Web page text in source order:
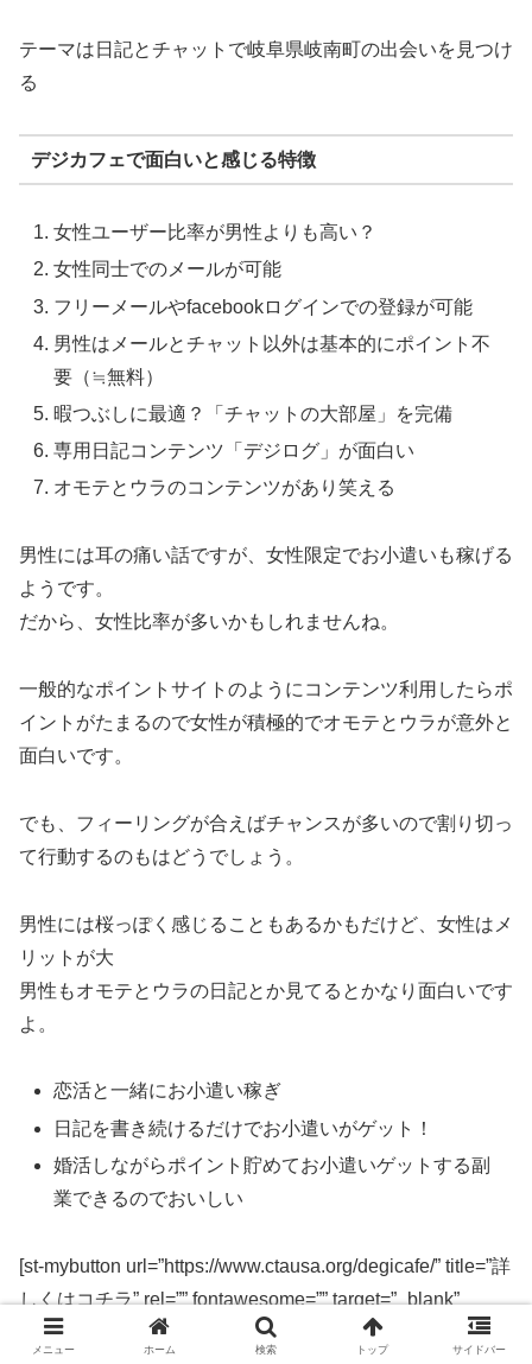
テーマは日記とチャットで岐阜県岐南町の出会いを見つけ
る
デジカフェで面白いと感じる特徴
女性ユーザー比率が男性よりも高い？
女性同士でのメールが可能
フリーメールやfacebookログインでの登録が可能
男性はメールとチャット以外は基本的にポイント不
要（≒無料）
暇つぶしに最適？「チャットの大部屋」を完備
専用日記コンテンツ「デジログ」が面白い
オモテとウラのコンテンツがあり笑える
男性には耳の痛い話ですが、女性限定でお小遣いも稼げる
ようです。
だから、女性比率が多いかもしれませんね。
一般的なポイントサイトのようにコンテンツ利用したらポ
イントがたまるので女性が積極的でオモテとウラが意外と
面白いです。
でも、フィーリングが合えばチャンスが多いので割り切っ
て行動するのもはどうでしょう。
男性には桜っぽく感じることもあるかもだけど、女性はメ
リットが大
男性もオモテとウラの日記とか見てるとかなり面白いです
よ。
恋活と一緒にお小遣い稼ぎ
日記を書き続けるだけでお小遣いがゲット！
婚活しながらポイント貯めてお小遣いゲットする副
業できるのでおいしい
[st-mybutton url=”https://www.ctausa.org/degicafe/” title=”詳
しくはコチラ” rel=”” fontawesome=”” target=”_blank”
color=”#fff” bgcolor=”#e53935″ bgcolor_top=”#f44336″
メニュー ホーム 検索 トップ サイドバー